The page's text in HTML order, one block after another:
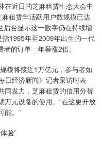
近日的芝麻租赁生态大会中
租赁年活跃用户数规模已达
台显示这一数字仍在持续增
1995年至2009年出生的一代
的订单一年暴涨2倍。
将接近1万亿元，参与者如
日经济新闻》记者采访时表
同发力，芝麻租赁的信用分替
万元设备的使用。“在这更开放
能。”
验”